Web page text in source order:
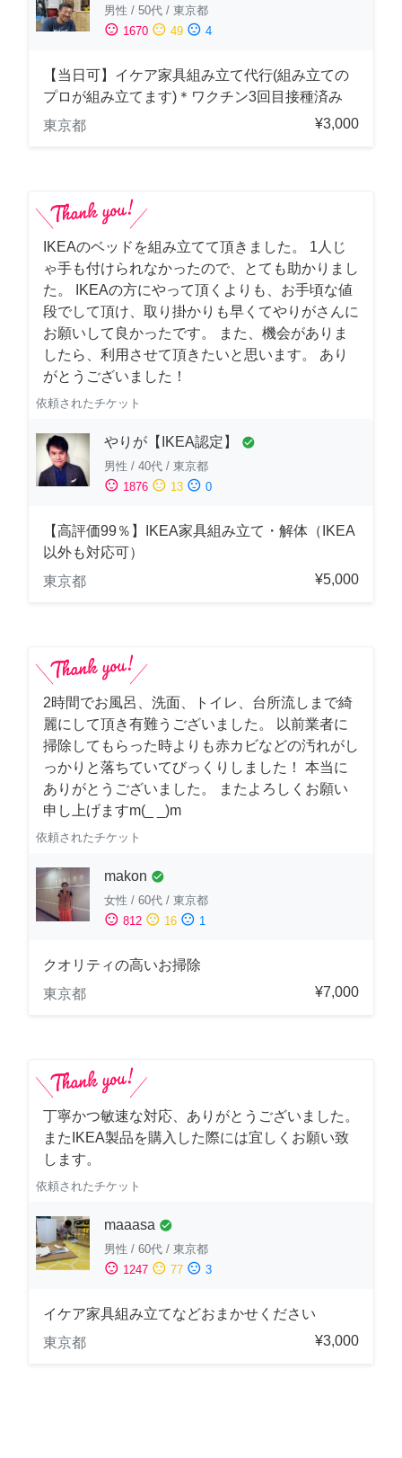
男性 / 50代 / 東京都
sentiment_satisfied 1670 sentiment_neutral 49 sentiment_dissatisfied 4
【当日可】イケア家具組み立て代行(組み立ての
プロが組み立てます)＊ワクチン3回目接種済み
東京都
¥3,000
IKEAのベッドを組み立てて頂きました。 1人じ
ゃ手も付けられなかったので、とても助かりまし
た。 IKEAの方にやって頂くよりも、お手頃な値
段でして頂け、取り掛かりも早くてやりがさんに
お願いして良かったです。 また、機会がありま
したら、利用させて頂きたいと思います。 あり
がとうございました！
依頼されたチケット
やりが【IKEA認定】 check_circle
男性 / 40代 / 東京都
sentiment_satisfied 1876 sentiment_neutral 13 sentiment_dissatisfied 0
【高評価99％】IKEA家具組み立て・解体（IKEA
以外も対応可）
東京都
¥5,000
2時間でお風呂、洗面、トイレ、台所流しまで綺
麗にして頂き有難うございました。 以前業者に
掃除してもらった時よりも赤カビなどの汚れがし
っかりと落ちていてびっくりしました！ 本当に
ありがとうございました。 またよろしくお願い
申し上げますm(_ _)m
依頼されたチケット
makon check_circle
女性 / 60代 / 東京都
sentiment_satisfied 812 sentiment_neutral 16 sentiment_dissatisfied 1
クオリティの高いお掃除
東京都
¥7,000
丁寧かつ敏速な対応、ありがとうございました。
またIKEA製品を購入した際には宜しくお願い致
します。
依頼されたチケット
maaasa check_circle
男性 / 60代 / 東京都
sentiment_satisfied 1247 sentiment_neutral 77 sentiment_dissatisfied 3
イケア家具組み立てなどおまかせください
東京都
¥3,000